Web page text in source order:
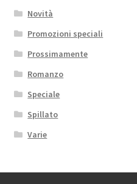
Novità
Promozioni speciali
Prossimamente
Romanzo
Speciale
Spillato
Varie